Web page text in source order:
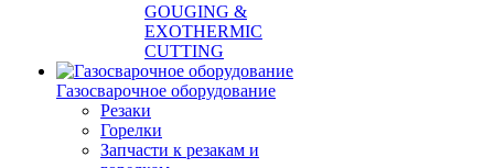
GOUGING &
EXOTHERMIC
CUTTING
Газосварочное оборудование
Резаки
Горелки
Запчасти к резакам и